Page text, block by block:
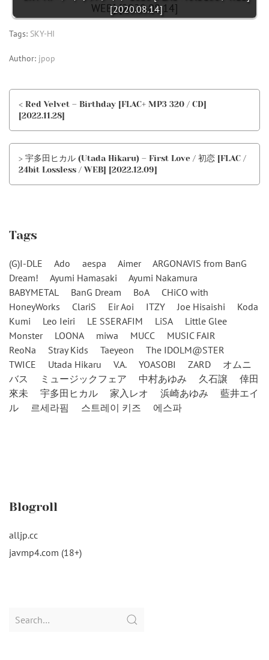
[2020.08.14]
Tags: SKY-HI
Author: jpop
< Red Velvet – Birthday [FLAC+ MP3 320 / CD]
[2022.11.28]
> 宇多田ヒカル (Utada Hikaru) – First Love / 初恋 [FLAC /
24bit Lossless / WEB] [2022.12.09]
Tags
(G)I-DLE Ado aespa Aimer
ARGONAVIS from BanG
Dream!
Ayumi Hamasaki
Ayumi Nakamura
BABYMETAL
BanG Dream BoA
CHiCO with
HoneyWorks
ClariS Eir Aoi ITZY Joe Hisaishi
Koda
Kumi
Leo Ieiri LE SSERAFIM LiSA
Little Glee
Monster
LOONA miwa MUCC
MUSIC FAIR
ReoNa
Stray Kids Taeyeon
The IDOLM@STER
TWICE
Utada Hikaru V.A. YOASOBI ZARD
オムニ
バス
ミュージックフェア 中村あゆみ 久石譲
倖田
來未
宇多田ヒカル 家入レオ 浜崎あゆみ
藍井エイ
ル
르세라핌 스트레이 키즈 에스파
Blogroll
alljp.cc
javmp4.com (18+)
Search